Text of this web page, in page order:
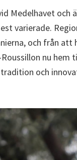
Medelhavet och
varierade.
och från att
nu hem
och